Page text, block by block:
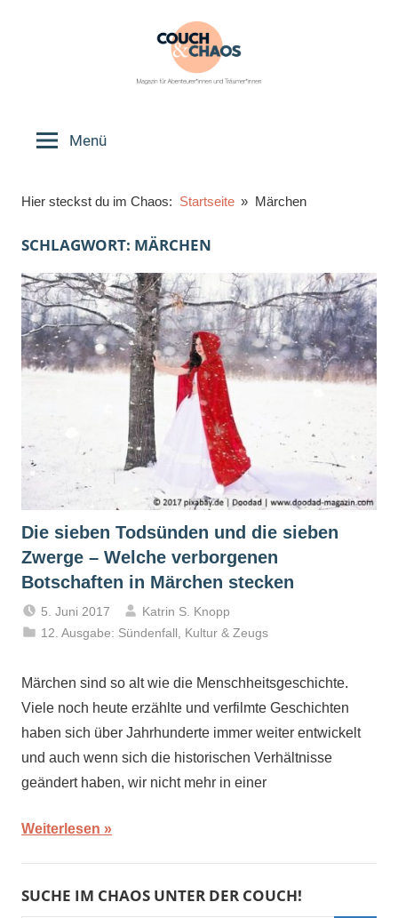
Chaos
Menü
Hier steckst du im Chaos: Startseite Märchen
SCHLAGWORT: MÄRCHEN
Die sieben Todsünden und die sieben
Zwerge – Welche verborgenen
Botschaften in Märchen stecken
5. Juni 2017
Katrin S. Knopp
12. Ausgabe: Sündenfall
Kultur & Zeugs
Märchen sind so alt wie die Menschheitsgeschichte.
Viele noch heute erzählte und verfilmte Geschichten
haben sich über Jahrhunderte immer weiter entwickelt
und auch wenn sich die historischen Verhältnisse
geändert haben, wir nicht mehr in einer
Weiterlesen
SUCHE IM CHAOS UNTER DER COUCH!